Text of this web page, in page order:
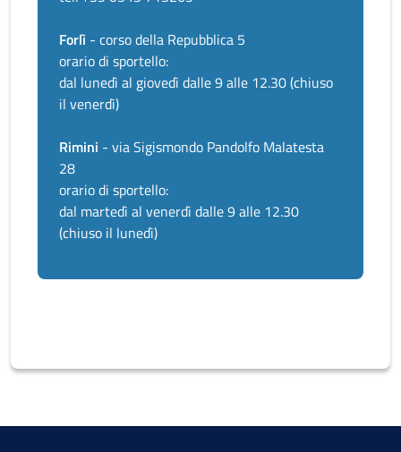
Forlì - corso della Repubblica 5
orario di sportello:
dal lunedì al giovedì dalle 9 alle 12.30 (chiuso
il venerdì)
Rimini - via Sigismondo Pandolfo Malatesta
28
orario di sportello:
dal martedì al venerdì dalle 9 alle 12.30
(chiuso il lunedì)